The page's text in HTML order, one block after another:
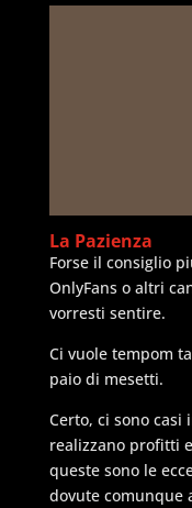
La Pazienza
Forse il consiglio
OnlyFans o altri
vorresti sentire.
Ci vuole tempom
paio di mesetti.
Certo, ci sono casi
realizzano profitti
queste sono le
dovute comunque